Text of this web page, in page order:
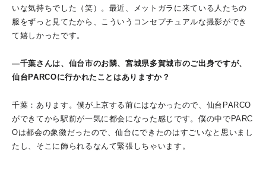
いな気持ちでした（笑）。最近、メットガラに来ている人たちの
服をずっと見てたから、こういうコンセプチュアルな撮影ができ
て嬉しかったです。
―千葉さんは、仙台市のお隣、宮城県多賀城市のご出身ですが、
仙台PARCOに行かれたことはありますか？
千葉：あります。僕が上京する前にはなかったので、仙台PARCO
ができてから駅前が一気に都会になった感じです。僕の中でPARC
Oは都会の象徴だったので、仙台にできたのはすごいなと思いまし
たし、そこに飾られるなんて緊張しちゃいます。